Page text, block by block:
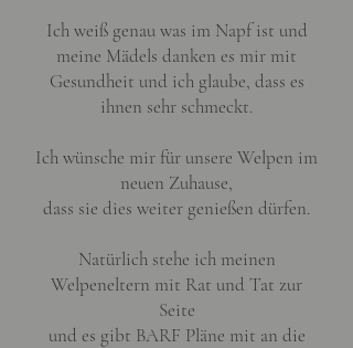
Ich weiß genau was im Napf ist und
meine Mädels danken es mir mit
Gesundheit und ich glaube, dass es
ihnen sehr schmeckt.
Ich wünsche mir für unsere Welpen im
neuen Zuhause,
dass sie dies weiter genießen dürfen.
Natürlich stehe ich meinen
Welpeneltern mit Rat und Tat zur
Seite
und es gibt BARF Pläne mit an die